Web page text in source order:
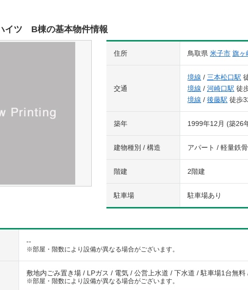
イツ B棟の基本物件情報
住所 鳥取県 米子市 旗ヶ
交通
境線 / 三本松口駅
境線 / 河崎口駅 徒
境線 / 後藤駅 徒歩
築年 1999年12月 (築26
建物種別 / 構造 アパート / 軽量鉄
階建 2階建
駐車場 駐車場あり
--
※部屋・階数により設備が異なる場合がございます。
敷地内ごみ置き場 / LPガス / 電気 / 公営上水道 / 下水道 / 駐車場1台無料
※部屋・階数により設備が異なる場合がございます。